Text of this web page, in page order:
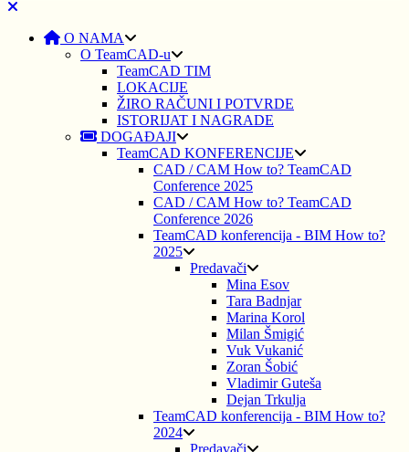
O NAMA
O TeamCAD-u
TeamCAD TIM
LOKACIJE
ŽIRO RAČUNI I POTVRDE
ISTORIJAT I NAGRADE
DOGAĐAJI
TeamCAD KONFERENCIJE
CAD / CAM How to? TeamCAD
Conference 2025
CAD / CAM How to? TeamCAD
Conference 2026
TeamCAD konferencija - BIM How to?
2025
Predavači
Mina Esov
Tara Badnjar
Marina Korol
Milan Šmigić
Vuk Vukanić
Zoran Šobić
Vladimir Guteša
Dejan Trkulja
TeamCAD konferencija - BIM How to?
2024